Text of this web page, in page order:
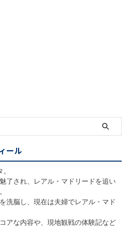
ール
了され、レアル・マドリードを追い
洗脳し、現在は夫婦でレアル・マド
アな内容や、現地観戦の体験記など